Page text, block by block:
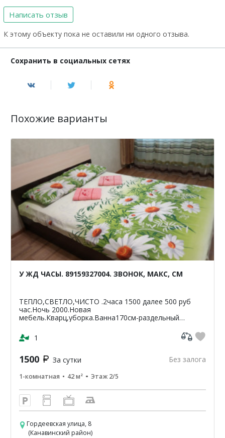
Написать отзыв
К этому объекту пока не оставили ни одного отзыва.
Сохранить в социальных сетях
Похожие варианты
У ЖД ЧАСЫ. 89159327004. ЗВОНОК, МАКС, СМ
ТЕПЛО,СВЕТЛО,ЧИСТО .2часа 1500 далее 500 руб
час.Ночь 2000.Новая
мебель.Кварц,уборка.Ванна170см-раздельный
кв-42м2.ЦУМ,Шайба,Аптеки,банкомат-Сбербанк
ВТБ,Пятерочка.Чи...
1
1500 За сутки Без залога
1-комнатная 42 м² Этаж 2/5
Гордеевская улица, 8
(Канавинский район)